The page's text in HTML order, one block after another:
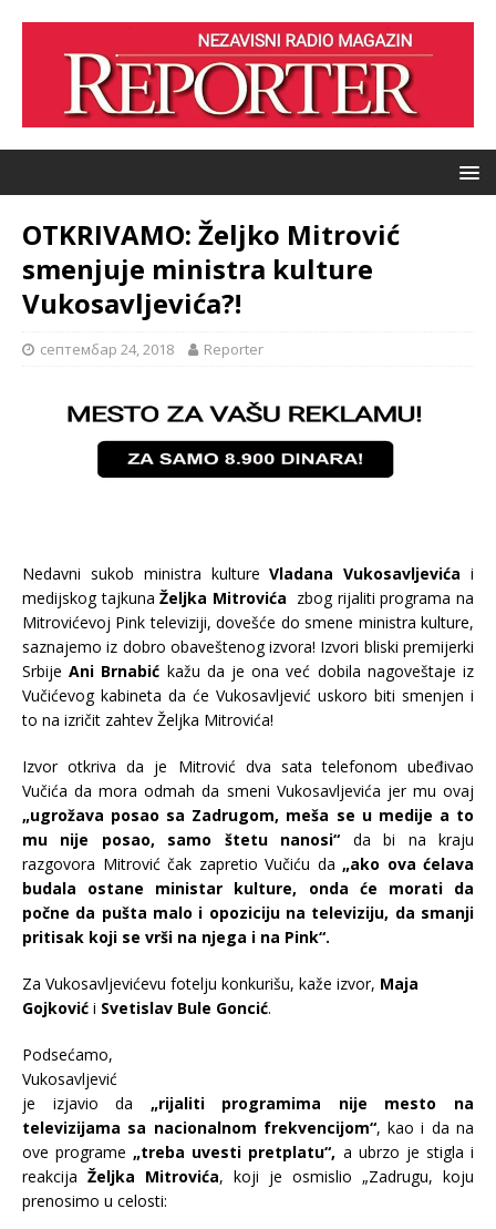
OTKRIVAMO: Željko Mitrović
smenjuje ministra kulture
Vukosavljevića?!
септембар 24, 2018 Reporter
Nedavni sukob ministra kultureVladana Vukosavljevićai
medijskog tajkuna Željka Mitrovića zbog rijaliti programa na
Mitrovićevoj Pink televiziji, dovešće do smene ministra kulture,
saznajemo iz dobro obaveštenog izvora! Izvori bliski premijerki
SrbijeAni Brnabić kažu da je ona već dobila nagoveštaje iz
Vučićevog kabineta da će Vukosavljević uskoro biti smenjen i
to na izričit zahtev Željka Mitrovića!
Izvor otkriva da je Mitrović dva sata telefonom ubeđivao
Vučića da mora odmah da smeni Vukosavljevića jer mu ovaj
„ugrožava posao sa Zadrugom, meša se u medije a to
mu nije posao, samo štetu nanosi“ da bi na kraju
razgovora Mitrović čak zapretio Vučiću da „ako ova ćelava
budala ostane ministar kulture, onda će morati da
počne da pušta malo i opoziciju na televiziju, da smanji
pritisak koji se vrši na njega i na Pink“.
Za Vukosavljevićevu fotelju konkurišu, kaže izvor, Maja
Gojković i Svetislav Bule Goncić.
Podsećamo,
Vukosavljević
je izjavio da „rijaliti programima nije mesto na
televizijama sa nacionalnom frekvencijom“, kao i da na
ove programe„treba uvesti pretplatu“, a ubrzo je stigla i
reakcija Željka Mitrovića, koji je osmislio „Zadrugu, koju
prenosimo u celosti: